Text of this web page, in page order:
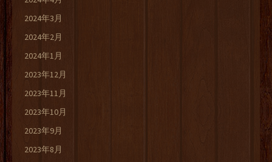
2024年3月
2024年2月
2024年1月
2023年12月
2023年11月
2023年10月
2023年9月
2023年8月